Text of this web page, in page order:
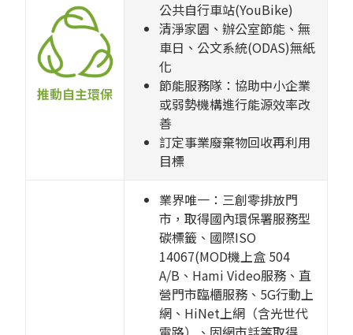
推動自主環保
公共自行車站(YouBike)
清淨家園、辦公室節能、無
車日、公文系統(ODAS)無紙
化
節能服務隊：協助中小企業
或弱勢機構進行能源效率改
善
訂定事業廢棄物回收再利用
目標
業界唯一：三創零排放門
市，取得國內環保署服務型
碳標籤、國際ISO
14067(MOD機上盒 504
A/B、Hami Video服務、直
營門市臨櫃服務、5G行動上
網、HiNet上網（含光世代